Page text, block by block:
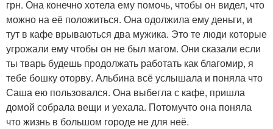
грн. Она конечно хотела ему помочь, чтобы он видел, что
можно на её положиться. Она одолжила ему деньги, и
тут в кафе врываються два мужика. Это те люди которые
угрожали ему чтобы он не был магом. Они сказали если
ты тварь будешь продолжать работать как благомир, я
тебе бошку оторву. Альбина всё услышала и поняла что
Саша ею пользовался. Она выбегла с кафе, пришла
домой собрала вещи и уехала. Потомучто она поняла
что жизнь в большом городе не для неё.